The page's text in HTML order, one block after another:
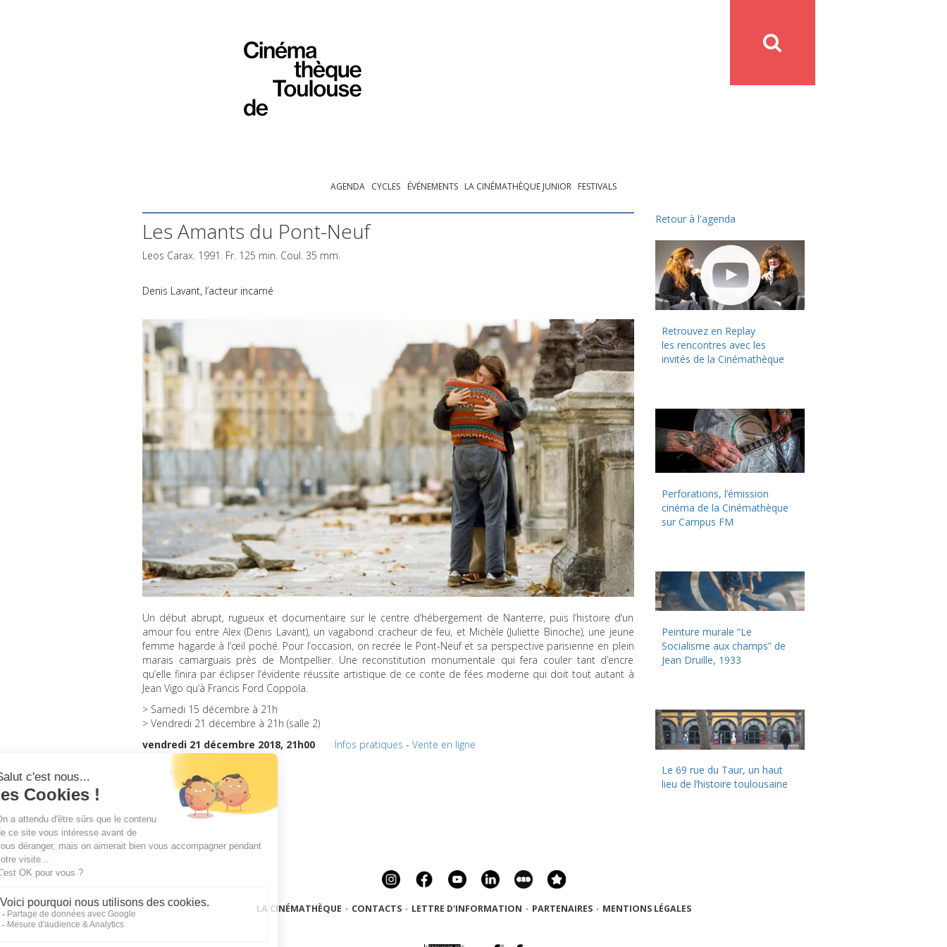
AGENDA CYCLES ÉVÉNEMENTS LA CINÉMATHÈQUE JUNIOR FESTIVALS
Les Amants du Pont-Neuf
Leos Carax. 1991. Fr. 125 min. Coul. 35 mm.
Denis Lavant, l’acteur incarné
Un début abrupt, rugueux et documentaire sur le centre d’hébergement de Nanterre, puis l’histoire d’un
amour fou entre Alex (Denis Lavant), un vagabond cracheur de feu, et Michèle (Juliette Binoche), une jeune
femme hagarde à l’œil poché. Pour l’occasion, on recrée le Pont-Neuf et sa perspective parisienne en plein
marais camarguais près de Montpellier. Une reconstitution monumentale qui fera couler tant d’encre
qu’elle finira par éclipser l’évidente réussite artistique de ce conte de fées moderne qui doit tout autant à
Jean Vigo qu’à Francis Ford Coppola.
> Samedi 15 décembre à 21h
> Vendredi 21 décembre à 21h (salle 2)
vendredi 21 décembre 2018, 21h00
Infos pratiques - Vente en ligne
Retour à l'agenda
Retrouvez en Replay
les rencontres avec les
invités de la Cinémathèque
Perforations, l’émission
cinéma de la Cinémathèque
sur Campus FM
Peinture murale “Le
Socialisme aux champs” de
Jean Druille, 1933
Le 69 rue du Taur, un haut
lieu de l’histoire toulousaine
LA CINÉMATHÈQUE · CONTACTS · LETTRE D'INFORMATION · PARTENAIRES · MENTIONS LÉGALES